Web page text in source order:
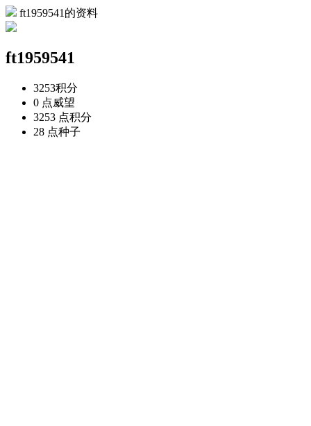
ft1959541的资料
ft1959541
3253积分
0 点威望
3253 点积分
28 点种子